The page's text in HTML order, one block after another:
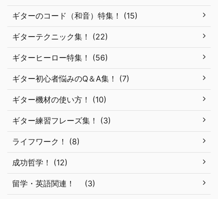
ギターのコード（和音）特集！ (15)
ギターテクニック集！ (22)
ギターヒーロー特集！ (56)
ギター初心者悩みのQ＆A集！ (7)
ギター機材の使い方！ (10)
ギター練習フレーズ集！ (3)
ライフワーク！ (8)
成功哲学！ (12)
留学・英語関連！ (3)